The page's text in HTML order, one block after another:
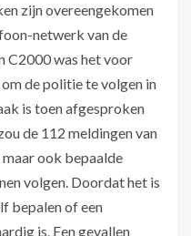
zijn overeengekomen
netwerk van de
C2000 was het voor
de politie te volgen in
is toen afgesproken
de 112 meldingen van
ook bepaalde
volgen. Doordat het is
bepalen of een
is. Een gevallen